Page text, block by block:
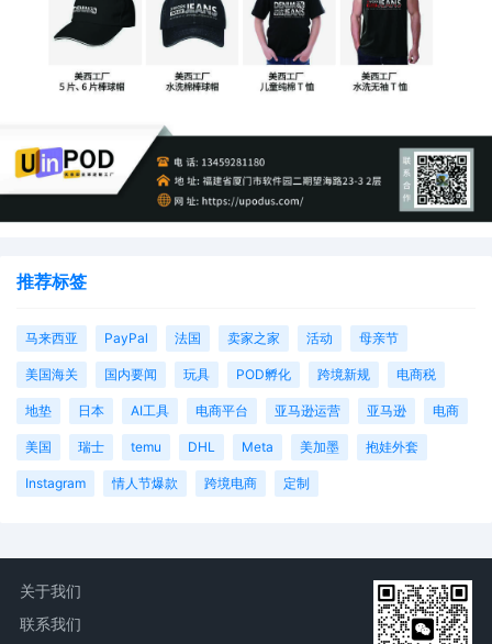
推荐标签
马来西亚 PayPal 法国 卖家之家 活动 母亲节
美国海关 国内要闻 玩具 POD孵化 跨境新规 电商税
地垫 日本 AI工具 电商平台 亚马逊运营 亚马逊 电商
美国 瑞士 temu DHL Meta 美加墨 抱娃外套
Instagram 情人节爆款 跨境电商 定制
关于我们
联系我们